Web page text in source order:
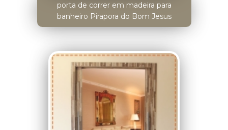
porta de correr em madeira para
banheiro Pirapora do Bom Jesus